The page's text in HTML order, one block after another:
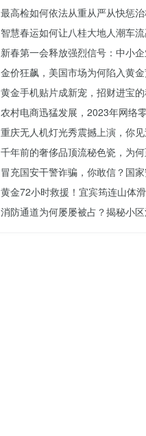
最高检如何依法从重从严从快惩
智慧春运如何让八桂大地人潮车
新春第一会释放强烈信号：中小
金价狂飙，美国市场为何陷入黄金
黄金手机贴片成新宠，招财进宝的
农村电商迅猛发展，2023年网络
重庆无人机灯光秀震撼上演，你见
千年前的奢侈品顶流秘色瓷，为
冒充国安干警诈骗，你敢信？国
黄金72小时救援！宜宾筠连山体
消防通道为何屡屡被占？揭秘小区